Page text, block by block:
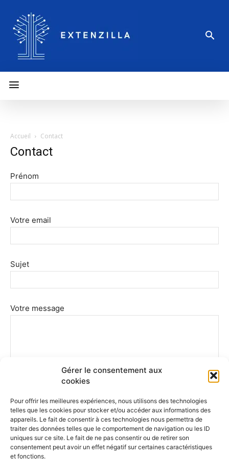
Gérer le consentement aux
cookies
Pour offrir les meilleures expériences, nous utilisons des technologies
telles que les cookies pour stocker et/ou accéder aux informations des
appareils. Le fait de consentir à ces technologies nous permettra de
traiter des données telles que le comportement de navigation ou les ID
uniques sur ce site. Le fait de ne pas consentir ou de retirer son
consentement peut avoir un effet négatif sur certaines caractéristiques
et fonctions.
Accueil Contact
Contact
Prénom
Votre email
Sujet
Votre message